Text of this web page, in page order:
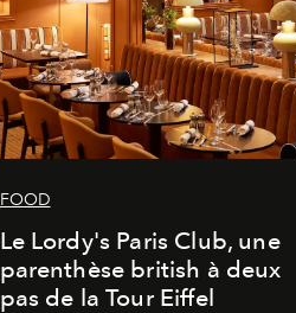
FOOD
Le Lordy's Paris Club, une
parenthèse british à deux
pas de la Tour Eiffel